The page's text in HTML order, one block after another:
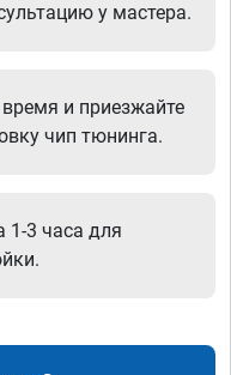
у мастера.
и приезжайте
чип тюнинга.
1-3 часа для